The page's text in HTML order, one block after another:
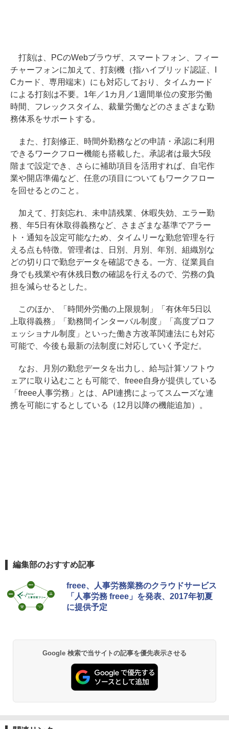
打刻は、PCのWebブラウザ、スマートフォン、フィー
チャーフォンに加えて、打刻機（指ハイブリッド認証、I
Cカード、専用端末）にも対応しており、タイムカード
による打刻は不要。1年／1カ月／1週間単位の変形労働
時間、フレックスタイム、裁量労働などのさまざまな勤
務体系をサポートする。
また、打刻修正、時間外勤務などの申請・承認に利用
できるワークフロー機能も搭載した。承認者は最大5段
階まで設定でき、さらに補助項目を活用すれば、自宅作
業や開店準備など、任意の項目についてもワークフロー
を回せるとのこと。
加えて、打刻忘れ、未申請残業、休暇失効、エラー勤
務、年5日有休取得義務など、さまざまな基準でアラー
ト・通知を設定可能なため、タイムリーな勤怠管理を行
える点も特徴。管理者は、日別、月別、年別、組織別な
どの切り口で勤怠データを確認できる。一方、従業員自
身でも残業や有休残日数の確認を行えるので、労務の負
担を減らせるとした。
このほか、「時間外労働の上限規制」「有休年5日以
上取得義務」「勤務間インターバル制度」「高度プロフ
ェッショナル制度」といった働き方改革関連法にも対応
可能で、今後も最新の法制度に対応していく予定だ。
なお、月別の勤怠データを出力し、給与計算ソフトウ
ェアに取り込むことも可能で、freee自身が提供している
「freee人事労務」とは、API連携によってスムーズな連
携を可能にするとしている（12月以降の機能追加）。
編集部のおすすめ記事
freee、人事労務業務のクラウドサービス
「人事労務 freee」を発表、2017年初夏
に提供予定
Google 検索で当サイトの記事を優先表示させる